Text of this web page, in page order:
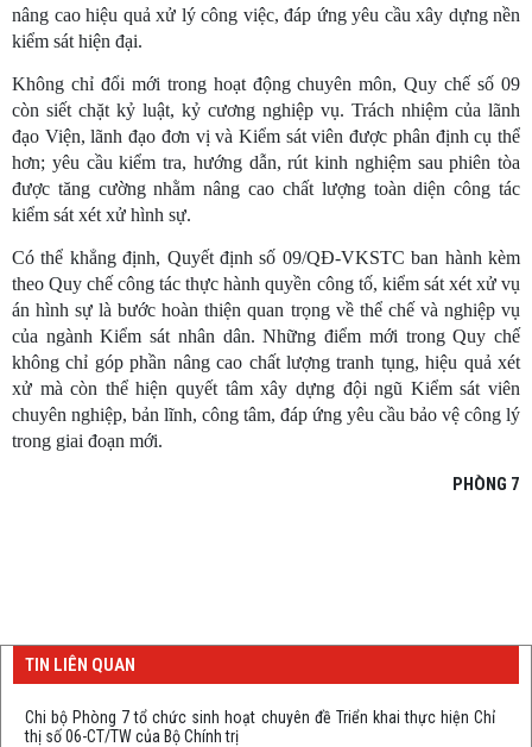
nâng cao hiệu quả xử lý công việc, đáp ứng yêu cầu xây dựng nền
kiểm sát hiện đại.
Không chỉ đổi mới trong hoạt động chuyên môn, Quy chế số 09
còn siết chặt kỷ luật, kỷ cương nghiệp vụ. Trách nhiệm của lãnh
đạo Viện, lãnh đạo đơn vị và Kiểm sát viên được phân định cụ thể
hơn; yêu cầu kiểm tra, hướng dẫn, rút kinh nghiệm sau phiên tòa
được tăng cường nhằm nâng cao chất lượng toàn diện công tác
kiểm sát xét xử hình sự.
Có thể khẳng định, Quyết định số 09/QĐ-VKSTC ban hành kèm
theo Quy chế công tác thực hành quyền công tố, kiểm sát xét xử vụ
án hình sự là bước hoàn thiện quan trọng về thể chế và nghiệp vụ
của ngành Kiểm sát nhân dân. Những điểm mới trong Quy chế
không chỉ góp phần nâng cao chất lượng tranh tụng, hiệu quả xét
xử mà còn thể hiện quyết tâm xây dựng đội ngũ Kiểm sát viên
chuyên nghiệp, bản lĩnh, công tâm, đáp ứng yêu cầu bảo vệ công lý
trong giai đoạn mới.
PHÒNG 7
TIN LIÊN QUAN
Chi bộ Phòng 7 tổ chức sinh hoạt chuyên đề Triển khai thực hiện Chỉ
thị số 06-CT/TW của Bộ Chính trị